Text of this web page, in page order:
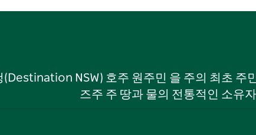
NSW) 호주 원주민 을 주의 최초 주
즈주 주 땅과 물의 전통적인 소유